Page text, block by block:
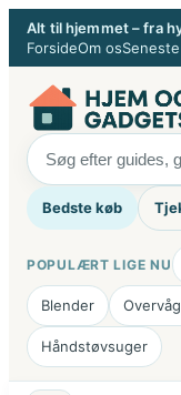
Spring
Alt til hjemmet – fra
ForsideOm os
Bedste køb
POPULÆRT LIGE NU
Blender
Håndstøvsuger